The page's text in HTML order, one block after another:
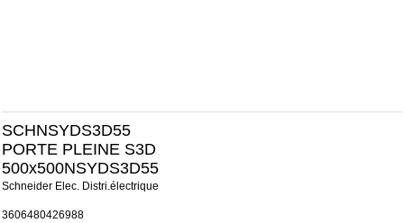
SCHNSYDS3D55
PORTE PLEINE S3D
500x500NSYDS3D55
Schneider Elec. Distri.électrique
3606480426988